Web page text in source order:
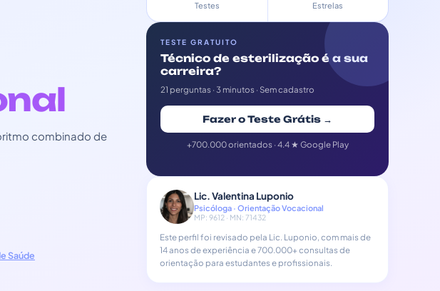
combinado de
Saúde
Testes Estrelas
TESTE GRATUITO
Técnico de esterilização é a sua
carreira?
21 perguntas · 3 minutos · Sem cadastro
Fazer o Teste Grátis →
+700.000 orientados · 4.4 ★ Google Play
Lic. Valentina Luponio
Psicóloga · Orientação Vocacional
MP: 9612 · MN: 71432
Este perfil foi revisado pela Lic. Luponio, com mais de
14 anos de experiência e 700.000+ consultas de
orientação para estudantes e profissionais.